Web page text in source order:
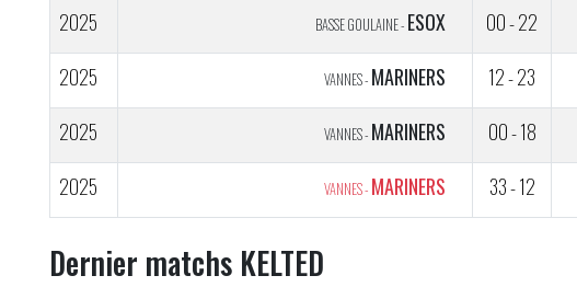
2025
BASSE GOULAINE - ESOX 00 - 22
2025
VANNES - MARINERS 12 - 23
2025
VANNES - MARINERS 00 - 18
2025
VANNES - MARINERS 33 - 12
Dernier matchs KELTED